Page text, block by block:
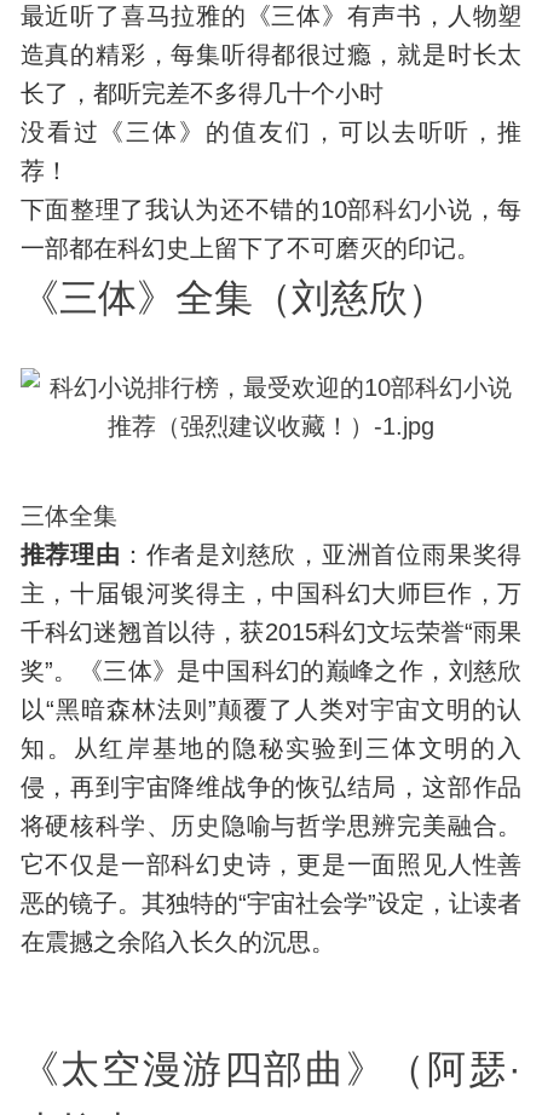
最近听了喜马拉雅的《三体》有声书，人物塑
造真的精彩，每集听得都很过瘾，就是时长太
长了，都听完差不多得几十个小时
没看过《三体》的值友们，可以去听听，推
荐！
下面整理了我认为还不错的10部科幻小说，每
一部都在科幻史上留下了不可磨灭的印记。
《三体》全集（刘慈欣）
三体全集
推荐理由 ：作者是刘慈欣，亚洲首位雨果奖得
主，十届银河奖得主，中国科幻大师巨作，万
千科幻迷翘首以待，获2015科幻文坛荣誉“雨果
奖”。《三体》是中国科幻的巅峰之作，刘慈欣
以“黑暗森林法则”颠覆了人类对宇宙文明的认
知。从红岸基地的隐秘实验到三体文明的入
侵，再到宇宙降维战争的恢弘结局，这部作品
将硬核科学、 历史 隐喻与哲学思辨完美融合。
它不仅是一部科幻史诗，更是一面照见人性善
恶的镜子。其独特的“宇宙社会学”设定，让读者
在震撼之余陷入长久的沉思。
《太空漫游四部曲》（阿瑟·